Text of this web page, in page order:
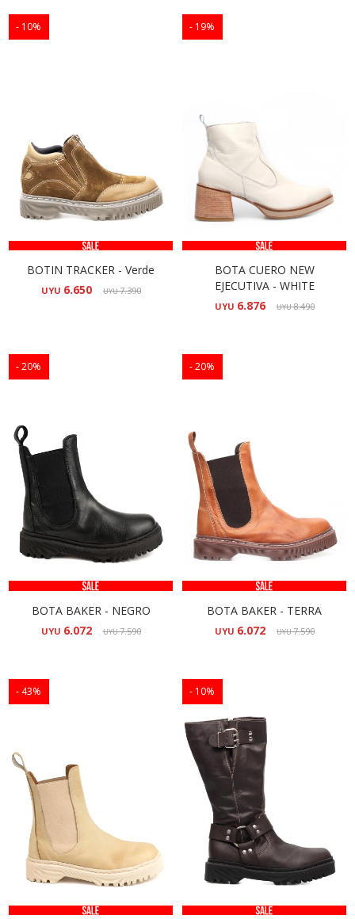
10
BOTIN TRACKER - Verde
UYU 6.650 UYU7.390
19
BOTA CUERO NEW
EJECUTIVA - WHITE
UYU 6.876 UYU8.490
20
BOTA BAKER - NEGRO
UYU 6.072 UYU7.590
20
BOTA BAKER - TERRA
UYU 6.072 UYU7.590
43 10